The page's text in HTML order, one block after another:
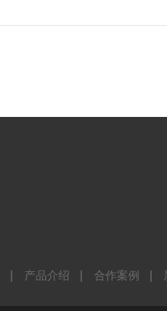
产品介绍 合作案例